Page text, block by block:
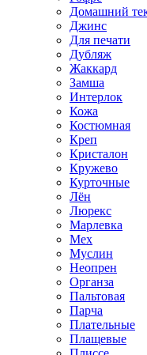
Домашний
Джинс
Для печати
Дубляж
Жаккард
Замша
Интерлок
Кожа
Костюмная
Креп
Кристалон
Кружево
Курточные
Лён
Люрекс
Марлевка
Мех
Муслин
Неопрен
Органза
Пальтовая
Парча
Плательные
Плащевые